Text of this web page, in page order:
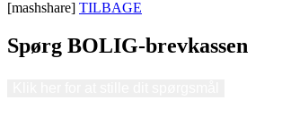
[mashshare] TILBAGE
Spørg BOLIG-brevkassen